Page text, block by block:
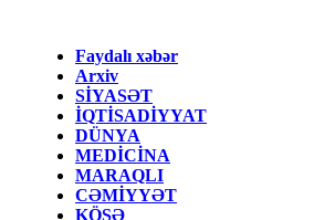
Faydalı xəbər
Arxiv
SİYASƏT
İQTİSADİYYAT
DÜNYA
MEDİCİNA
MARAQLI
CƏMİYYƏT
KÖŞƏ